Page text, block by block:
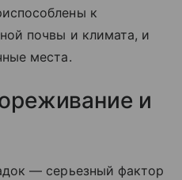
к
почвы и климата, и
места.
и
— серьезный фактор